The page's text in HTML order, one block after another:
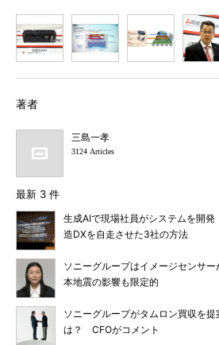
著者
三島一孝
3124 Articles
最新 3 件
生成AIで現場社員がシステムを開
造DXを自走させた3社の方法
ソニーグループはイメージセンサ
本地震の影響も限定的
ソニーグループがタムロン買収を
は？ CFOがコメント